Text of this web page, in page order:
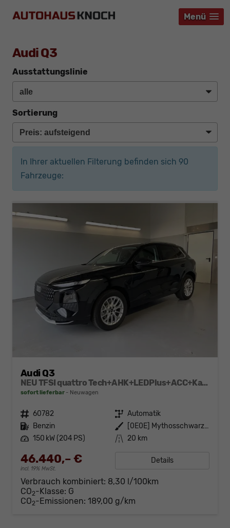
Menü
Menü
Menü
Audi Q3
Ausstattungslinie
Sortierung
In Ihrer aktuellen Filterung befinden sich 90
Fahrzeuge:
Audi Q3
NEU TFSI quattro Tech+AHK+LEDPlus+ACC+Kamera+Alu18+Volllack
sofort lieferbar Neuwagen
Fahrzeugnr. 60782 Getriebe Automatik
Kraftstoff Benzin Außenfarbe
[0E0E] Mythosschwarz Metallic
Leistung 150 kW (204 PS) Kilometerstand 20 km
46.440,– €
incl. 19% MwSt.
Details
Verbrauch kombiniert: 8,30 l/100km
CO2-Klasse: G
CO2-Emissionen: 189,00 g/km